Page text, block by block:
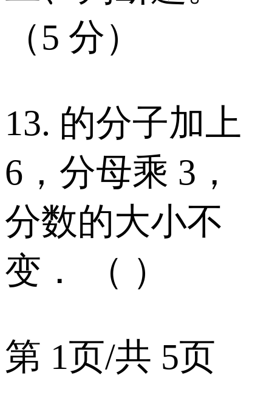
（5 分）
13. 的分子加上
6，分母乘 3，
分数的大小不
变． （ ）
第 1页/共 5页